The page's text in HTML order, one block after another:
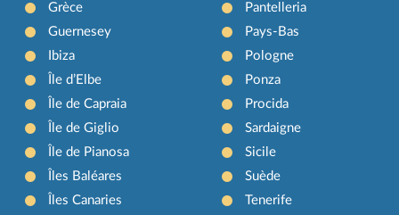
Grèce
Guernesey
Ibiza
Île d’Elbe
Île de Capraia
Île de Giglio
Île de Pianosa
Îles Baléares
Îles Canaries
Pantelleria
Pays-Bas
Pologne
Ponza
Procida
Sardaigne
Sicile
Suède
Tenerife